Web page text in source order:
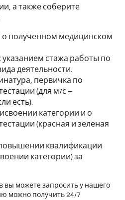
а также соберите
полученном медицинском
указанием стажа работы по
деятельности.
первичка по
(для м/с –
есть).
категории и о
(красная и зеленая
квалификации
категории) за
вы можете запросить у нашего
можно получить 24/7